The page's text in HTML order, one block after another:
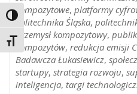
Toggle High Contrast
Toggle Font size
kompozytowe, platformy
Politechnika Śląska,
przemysł kompozytowy,
kompozytów, redukcja emisji
Badawcza Łukasiewicz,
startupy, strategia rozwoju,
inteligencja, targi